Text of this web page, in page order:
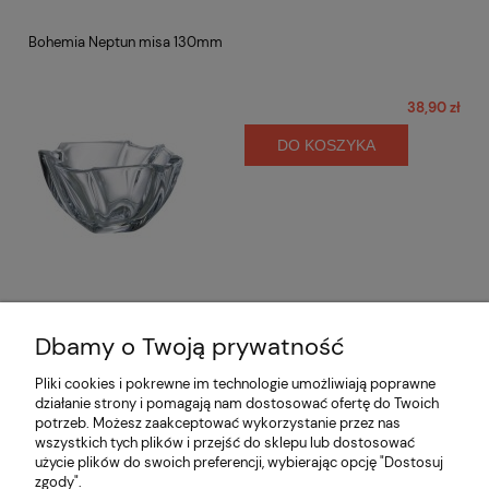
Bohemia Neptun misa 130mm
38,90 zł
DO KOSZYKA
Opinie o produkcie (0)
Informacje
Dbamy o Twoją prywatność
Pliki cookies i pokrewne im technologie umożliwiają poprawne
działanie strony i pomagają nam dostosować ofertę do Twoich
potrzeb. Możesz zaakceptować wykorzystanie przez nas
wszystkich tych plików i przejść do sklepu lub dostosować
użycie plików do swoich preferencji, wybierając opcję "Dostosuj
zgody".